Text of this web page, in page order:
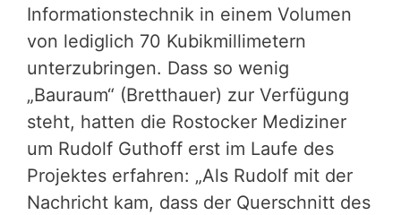
Informationstechnik in einem Volumen
von lediglich 70 Kubikmillimetern
unterzubringen. Dass so wenig
„Bauraum“ (Bretthauer) zur Verfügung
steht, hatten die Rostocker Mediziner
um Rudolf Guthoff erst im Laufe des
Projektes erfahren: „Als Rudolf mit der
Nachricht kam, dass der Querschnitt des